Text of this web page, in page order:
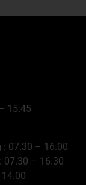
15.45
: 07.30 – 16.00
07.30 – 16.30